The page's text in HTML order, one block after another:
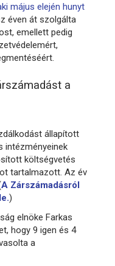
május elején hunyt
éven át szolgálta
emellett pedig
a
állapított
intézményeinek
költségvetés
tartalmazott. Az év
A Zárszámadásról
)
elnöke Farkas
hogy 9 igen és 4
a